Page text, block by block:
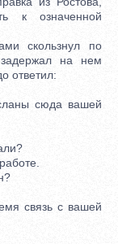
к означенной
скользнул по
на нем
ответил:
сюда вашей
связь с вашей